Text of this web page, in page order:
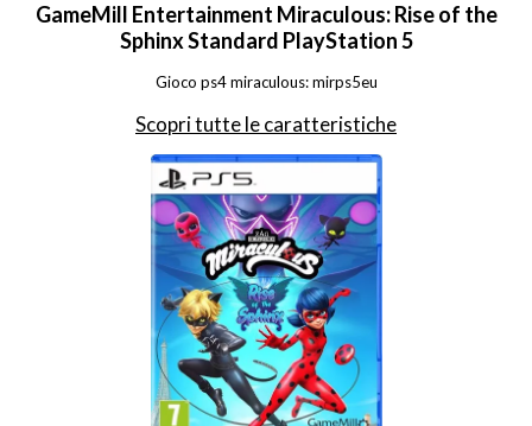
GameMill Entertainment Miraculous: Rise of the
Sphinx Standard PlayStation 5
Gioco ps4 miraculous: mirps5eu
Scopri tutte le caratteristiche